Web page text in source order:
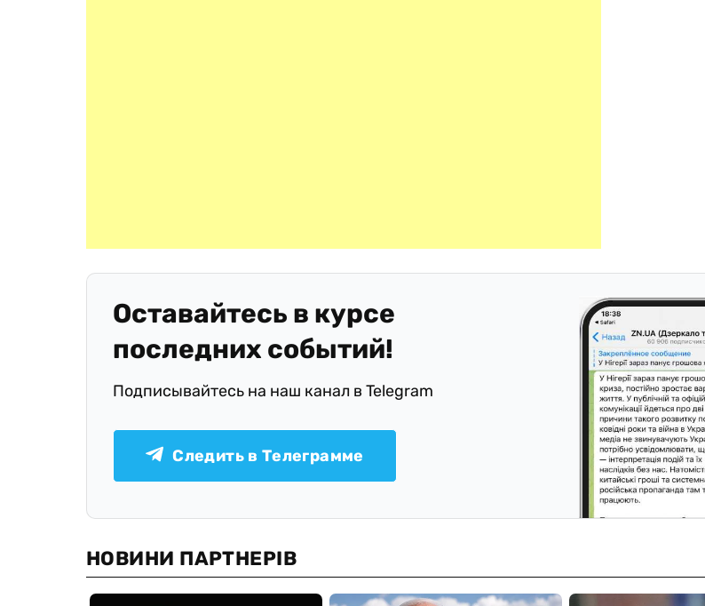
Оставайтесь в курсе
последних событий!
Подписывайтесь на наш канал в Telegram
Следить в Телеграмме